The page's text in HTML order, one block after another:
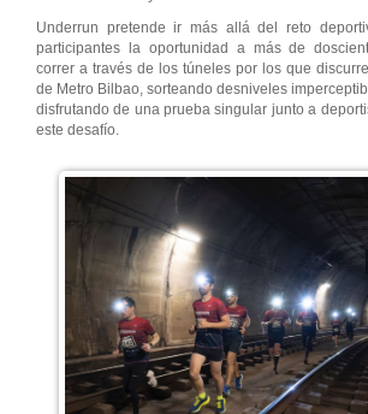
Underrun pretende ir más allá del reto
participantes la oportunidad a más de
correr a través de los túneles por los que
de Metro Bilbao, sorteando desniveles
disfrutando de una prueba singular junto a
este desafío.